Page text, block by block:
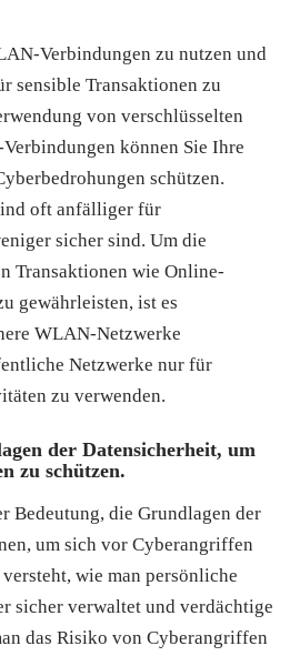
Verbindungen zu nutzen und
sensible Transaktionen zu
von verschlüsselten
können Sie Ihre
schützen.
oft anfälliger für
sicher sind. Um die
Transaktionen wie Online-
gewährleisten, ist es
WLAN-Netzwerke
Netzwerke nur für
zu verwenden.
der Datensicherheit, um
zu schützen.
Bedeutung, die Grundlagen der
um sich vor Cyberangriffen
wie man persönliche
sicher verwaltet und verdächtige
das Risiko von Cyberangriffen